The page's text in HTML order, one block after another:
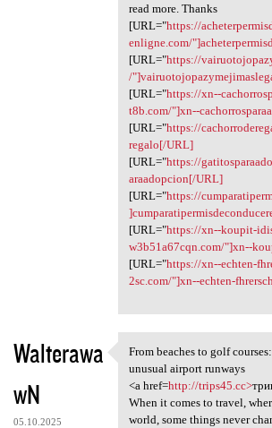
read more. Thanks
[URL="https://
enligne.com/
[URL="https://
/
[URL="https://xn--
t8b.com/"]xn--
[URL="https://
regalo[/URL]
[URL="https://
araadopcion[/URL]
[URL="https://
[URL="https://xn--koupit-
w3b51a67cqn.com/"]xn--
[URL="https://xn--echten-
2sc.com/"]xn--echten-
Walterawa
wN
05.10.2025
From beaches to golf
From beaches to golf
unusual airport runways
<a href=http://trips45.cc>
When it comes to travel,
world, some things never